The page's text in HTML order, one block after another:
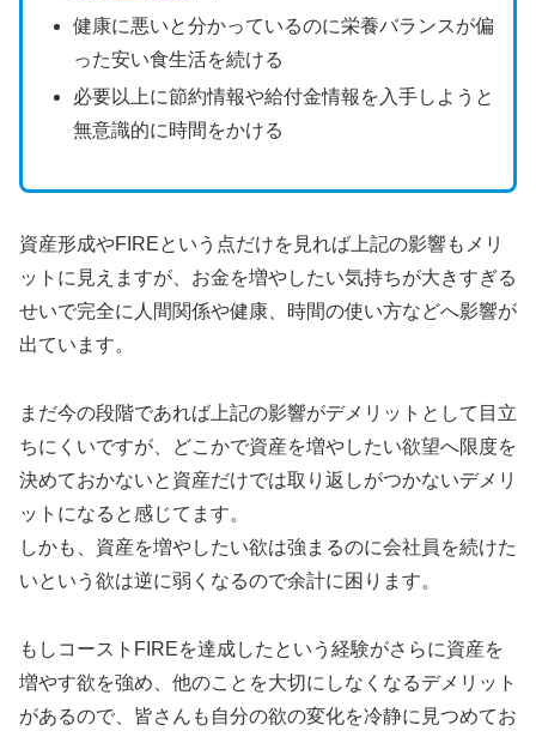
健康に悪いと分かっているのに栄養バランスが偏
った安い食生活を続ける
必要以上に節約情報や給付金情報を入手しようと
無意識的に時間をかける
資産形成やFIREという点だけを見れば上記の影響もメリ
ットに見えますが、お金を増やしたい気持ちが大きすぎる
せいで完全に人間関係や健康、時間の使い方などへ影響が
出ています。
まだ今の段階であれば上記の影響がデメリットとして目立
ちにくいですが、どこかで資産を増やしたい欲望へ限度を
決めておかないと資産だけでは取り返しがつかないデメリ
ットになると感じてます。
しかも、資産を増やしたい欲は強まるのに会社員を続けた
いという欲は逆に弱くなるので余計に困ります。
もしコーストFIREを達成したという経験がさらに資産を
増やす欲を強め、他のことを大切にしなくなるデメリット
があるので、皆さんも自分の欲の変化を冷静に見つめてお